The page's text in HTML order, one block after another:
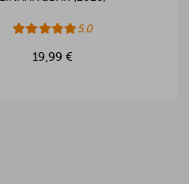
5.0
19,99 €